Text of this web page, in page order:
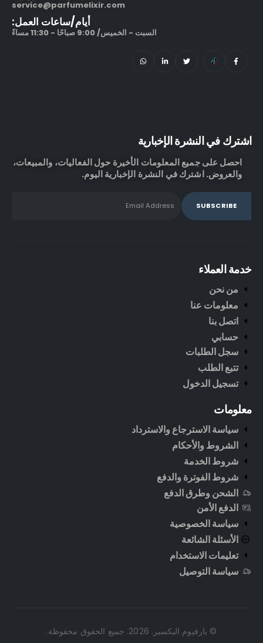
service@parfumelixir.com
أيام/ساعات العمل:
السبت - الخميس/ 9:00 صباحًا - 11:30 مساءً
اشترك في النشرة الإخبارية
احصل على جميع المعلومات الأخيرة حول الفعاليات، والمبيعات،
والعروض. اشترك في النشرة الإخبارية اليوم.
خدمة العملاء
من نحن
معلومات عنا
اتصل بنا
حسابي
سجل الطلبات
تتبع الطلب
تسجيل الدخول
معلومات
سياسة الاسترجاع والاسترداد
الشروط والأحكام
شروط الخدمة
شروط الفوترة والدفع
الشحن وطرق الدفع
الدفع الأمن
سياسة الخصوصية
الأسئلة الشائعة
تعليمات الاستخدام
سياسة التوصيل
© بارفيوم اليكسير. 2026. جميع الحقوق محفوظة.